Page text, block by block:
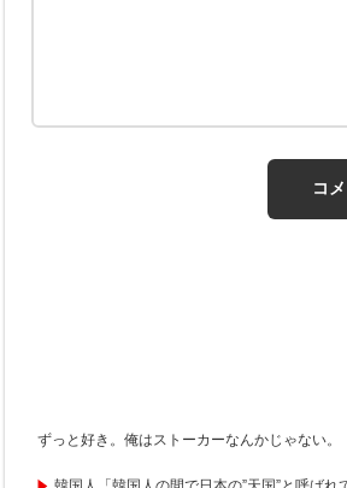
ずっと好き。俺はストーカーなんかじゃない。